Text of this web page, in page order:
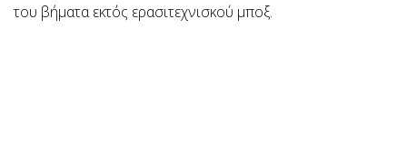
του βήματα εκτός ερασιτεχνισκού μποξ.